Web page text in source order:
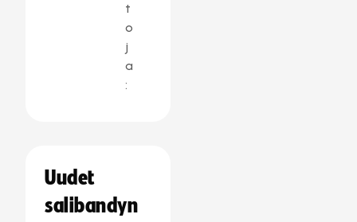
t
o
j
a
:
Uudet
salibandyn